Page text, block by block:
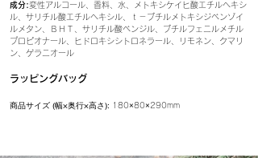
成分:変性アルコール、香料、水、メトキシケイヒ酸エチルヘキシ
ル、サリチル酸エチルヘキシル、ｔ－ブチルメトキシジベンゾイ
ルメタン、ＢＨＴ、サリチル酸ベンジル、ブチルフェニルメチル
プロピオナール、ヒドロキシシトロネラール、リモネン、クマリ
ン、ゲラニオール
ラッピングバッグ
商品サイズ (幅×奥行×高さ): 180×80×290mm